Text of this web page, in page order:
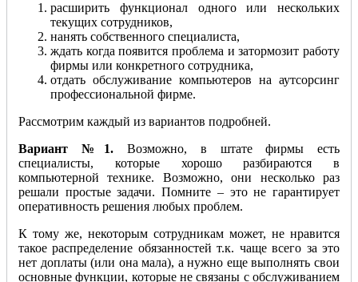
расширить функционал одного или нескольких
текущих сотрудников,
нанять собственного специалиста,
ждать когда появится проблема и затормозит работу
фирмы или конкретного сотрудника,
отдать обслуживание компьютеров на аутсорсинг
профессиональной фирме.
Рассмотрим каждый из вариантов подробней.
Вариант №1. Возможно, в штате фирмы есть
специалисты, которые хорошо разбираются в
компьютерной технике. Возможно, они несколько раз
решали простые задачи. Помните – это не гарантирует
оперативность решения любых проблем.
К тому же, некоторым сотрудникам может, не нравится
такое распределение обязанностей т.к. чаще всего за это
нет доплаты (или она мала), а нужно еще выполнять свои
основные функции, которые не связаны с обслуживанием